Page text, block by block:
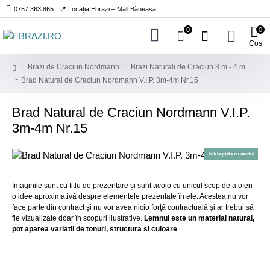
0757 363 865 📍 Locația Ebrazi – Mall Băneasa
0
Cos
0
Brazi de Craciun Nordmann
Brazi Naturali de Craciun 3 m - 4 m
Brad Natural de Craciun Nordmann V.I.P. 3m-4m Nr.15
Brad Natural de Craciun Nordmann V.I.P.
3m-4m Nr.15
-5% la plata cu cardul
Imaginile sunt cu titlu de prezentare și sunt acolo cu unicul scop de a oferi
o idee aproximativă despre elementele prezentate în ele. Acestea nu vor
face parte din contract și nu vor avea nicio forță contractuală și ar trebui să
fie vizualizate doar în scopuri ilustrative. Lemnul este un material natural,
pot aparea variatii de tonuri, structura si culoare